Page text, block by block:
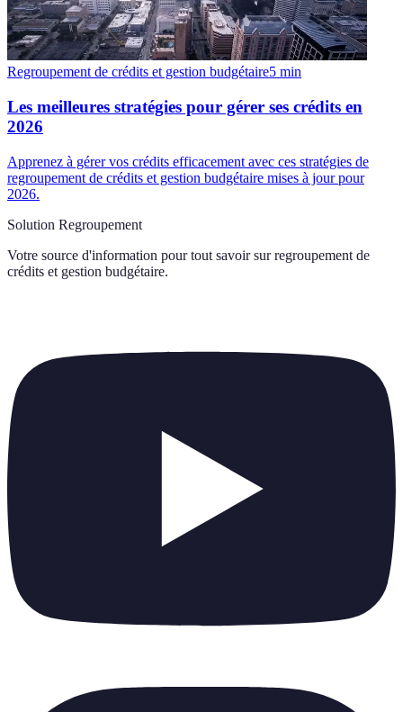
Regroupement de crédits et gestion budgétaire5 min
Les meilleures stratégies pour gérer ses crédits en
2026
Apprenez à gérer vos crédits efficacement avec ces stratégies de
regroupement de crédits et gestion budgétaire mises à jour pour
2026.
Solution Regroupement
Votre source d'information pour tout savoir sur regroupement de
crédits et gestion budgétaire.